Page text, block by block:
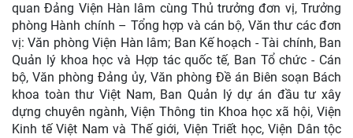
quan Đảng Viện Hàn lâm cùng Thủ trưởng đơn vị, Trưởng
phòng Hành chính – Tổng hợp và cán bộ, Văn thư các đơn
vị: Văn phòng Viện Hàn lâm; Ban Kế hoạch - Tài chính, Ban
Quản lý khoa học và Hợp tác quốc tế, Ban Tổ chức - Cán
bộ, Văn phòng Đảng ủy, Văn phòng Đề án Biên soạn Bách
khoa toàn thư Việt Nam, Ban Quản lý dự án đầu tư xây
dựng chuyên ngành, Viện Thông tin Khoa học xã hội, Viện
Kinh tế Việt Nam và Thế giới, Viện Triết học, Viện Dân tộc